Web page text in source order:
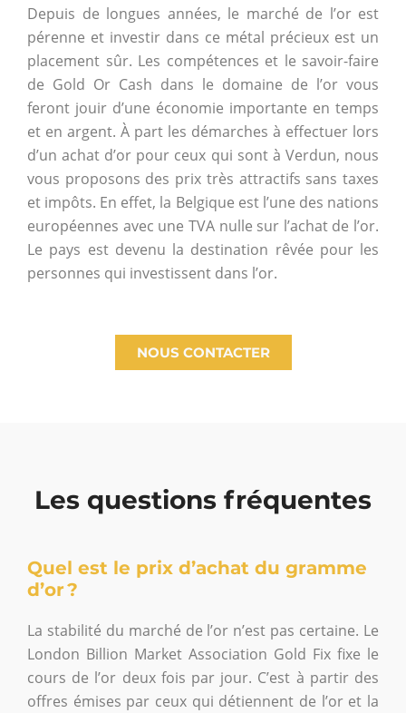
Depuis de longues années, le marché de l’or est
pérenne et investir dans ce métal précieux est un
placement sûr. Les compétences et le savoir-faire
de Gold Or Cash dans le domaine de l’or vous
feront jouir d’une économie importante en temps
et en argent. À part les démarches à effectuer lors
d’un achat d’or pour ceux qui sont à Verdun, nous
vous proposons des prix très attractifs sans taxes
et impôts. En effet, la Belgique est l’une des nations
européennes avec une TVA nulle sur l’achat de l’or.
Le pays est devenu la destination rêvée pour les
personnes qui investissent dans l’or.
NOUS CONTACTER
Les questions fréquentes
Quel est le prix d’achat du gramme
d’or ?
La stabilité du marché de l’or n’est pas certaine. Le
London Billion Market Association Gold Fix fixe le
cours de l’or deux fois par jour. C’est à partir des
offres émises par ceux qui détiennent de l’or et la